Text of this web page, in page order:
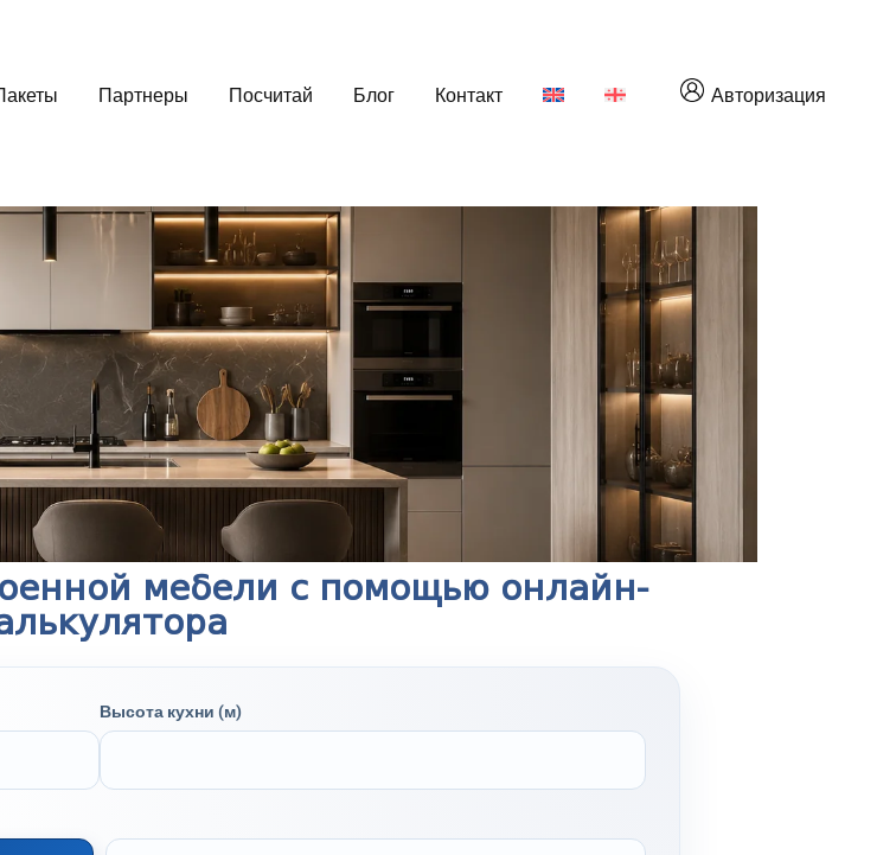
Партнеры Посчитай Блог Контакт Авторизация
мебели с помощью онлайн-
Высота кухни (м)